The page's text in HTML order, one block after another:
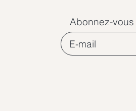
Abonnez-